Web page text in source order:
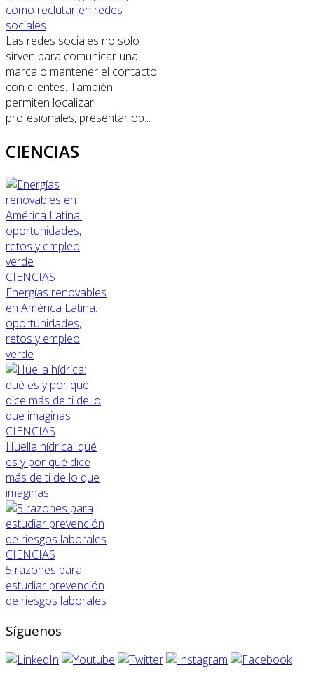
cómo reclutar en redes
sociales
Las redes sociales no solo
sirven para comunicar una
marca o mantener el contacto
con clientes. También
permiten localizar
profesionales, presentar op...
CIENCIAS
CIENCIAS
Energías renovables
en América Latina:
oportunidades,
retos y empleo
verde
CIENCIAS
Huella hídrica: qué
es y por qué dice
más de ti de lo que
imaginas
CIENCIAS
5 razones para
estudiar prevención
de riesgos laborales
Síguenos